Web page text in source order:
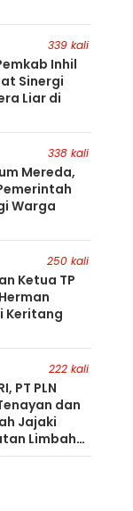
339 kali
Inhil
Sinergi
Liar di
338 kali
Mereda,
Warga
250 kali
Ketua TP
Keritang
222 kali
PT PLN
dan
Jajaki
Limbah